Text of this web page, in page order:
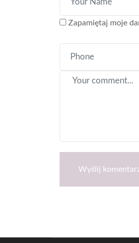
Zapamiętaj moje
Wyślij